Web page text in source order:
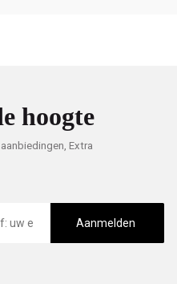
hoogte
Extra
Aanmelden